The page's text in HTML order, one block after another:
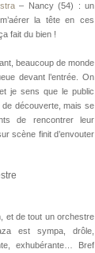
– Nancy (54) : un
la tête en ces
fait du bien !
beaucoup de monde
devant l’entrée. On
je sens que le public
de découverte, mais se
de rencontrer leur
scène finit d’envouter
et de tout un orchestre
est sympa, drôle,
exhubérante… Bref